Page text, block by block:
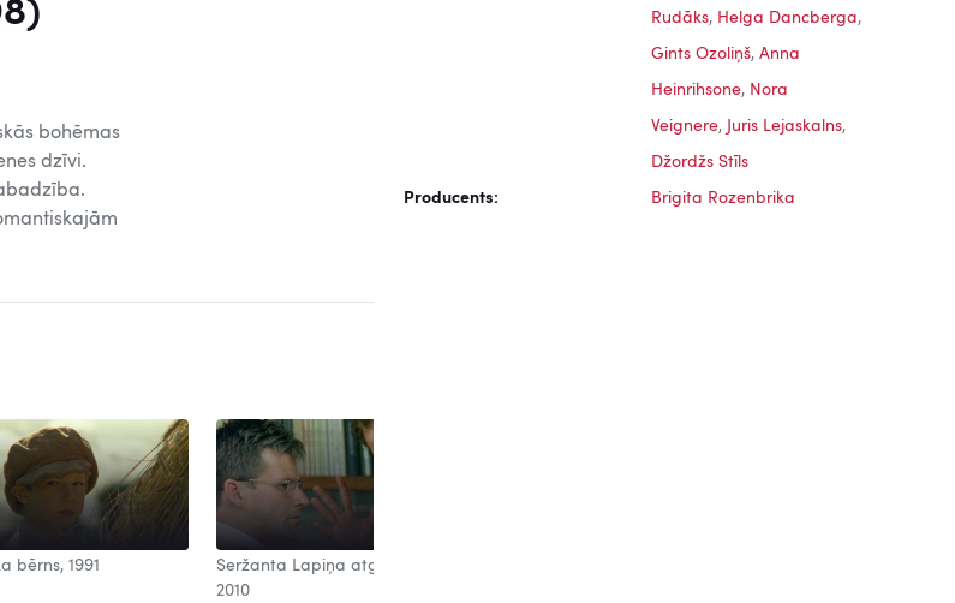
bohēmas
dzīvi.
bērns, 1991
Seržanta Lapiņa atgriešanās,
2010
Rudāks, Helga Dancberga,
Gints Ozoliņš, Anna
Heinrihsone, Nora
Veignere, Juris Lejaskalns,
Džordžs Stīls
Producents: Brigita Rozenbrika